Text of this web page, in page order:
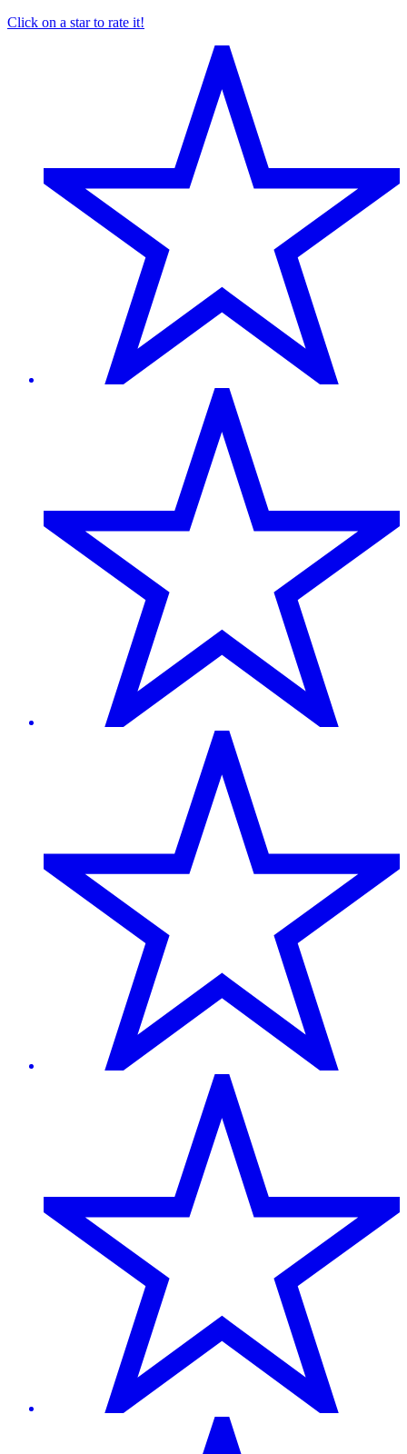
Click on a star to rate it!